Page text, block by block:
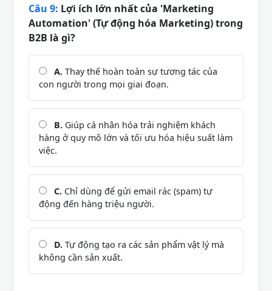
Câu 9: Lợi ích lớn nhất của 'Marketing
Automation' (Tự động hóa Marketing) trong
B2B là gì?
A. Thay thế hoàn toàn sự tương tác của
con người trong mọi giai đoạn.
B. Giúp cá nhân hóa trải nghiệm khách
hàng ở quy mô lớn và tối ưu hóa hiệu suất làm
việc.
C. Chỉ dùng để gửi email rác (spam) tự
động đến hàng triệu người.
D. Tự động tạo ra các sản phẩm vật lý mà
không cần sản xuất.